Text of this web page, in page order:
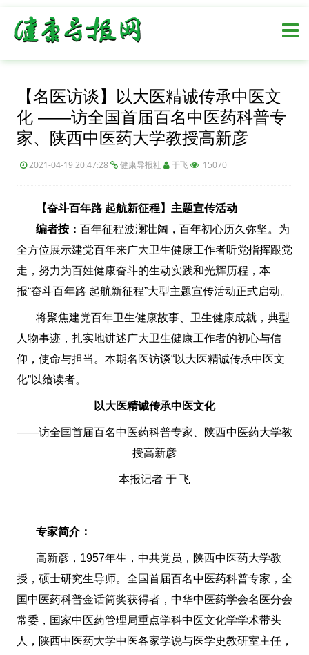
【名医访谈】以大医精诚传承中医文
化 ——访全国首届百名中医药科普专
家、陕西中医药大学教授高新彦
2021-04-19 20:47:28 健康导报社 于飞 15070
【奋斗百年路 起航新征程】主题宣传活动
编者按： 百年征程波澜壮阔，百年初心历久弥坚。为
全方位展示建党百年来广大卫生健康工作者听党指挥跟党
走，努力为百姓健康奋斗的生动实践和光辉历程，本
报“奋斗百年路 起航新征程”大型主题宣传活动正式启动。
将聚焦建党百年卫生健康故事、卫生健康成就，典型
人物事迹，扎实地讲述广大卫生健康工作者的初心与信
仰，使命与担当。本期名医访谈“以大医精诚传承中医文
化”以飨读者。
以大医精诚传承中医文化
——访全国首届百名中医药科普专家、陕西中医药大学教
授高新彦
本报记者 于 飞
专家简介：
高新彦，1957年生，中共党员，陕西中医药大学教
授，硕士研究生导师。全国首届百名中医药科普专家，全
国中医药科普金话筒奖获得者，中华中医药学会名医分会
常委，国家中医药管理局重点学科中医文化学学术带头
人，陕西中医药大学中医各家学说与医学史教研室主任，